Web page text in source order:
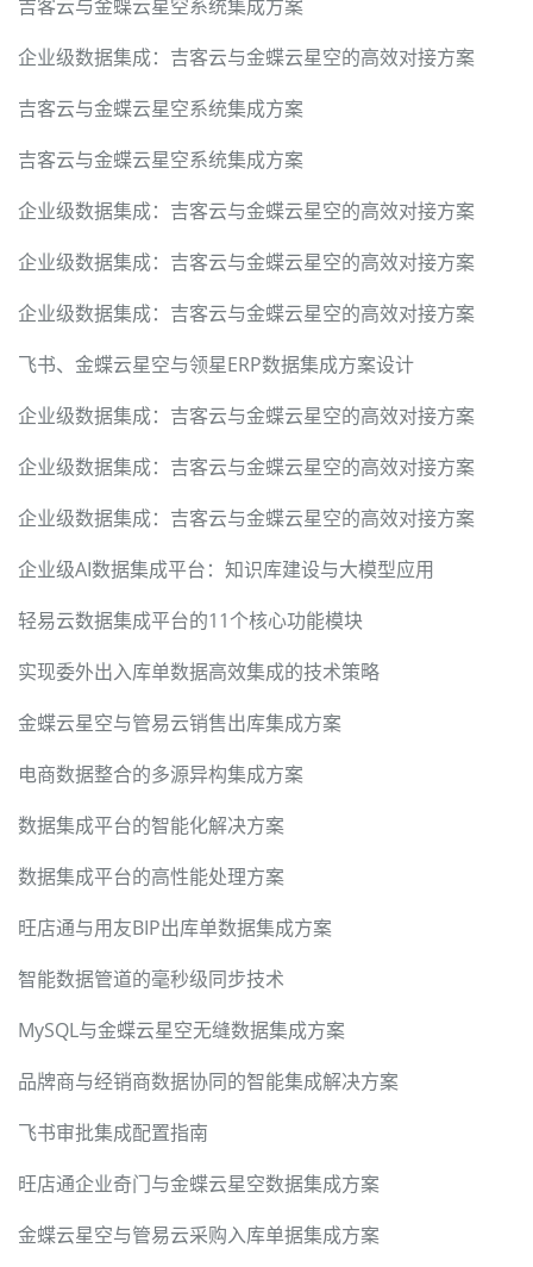
吉客云与金蝶云星空系统集成方案
企业级数据集成：吉客云与金蝶云星空的高效对接方案
吉客云与金蝶云星空系统集成方案
吉客云与金蝶云星空系统集成方案
企业级数据集成：吉客云与金蝶云星空的高效对接方案
企业级数据集成：吉客云与金蝶云星空的高效对接方案
企业级数据集成：吉客云与金蝶云星空的高效对接方案
飞书、金蝶云星空与领星ERP数据集成方案设计
企业级数据集成：吉客云与金蝶云星空的高效对接方案
企业级数据集成：吉客云与金蝶云星空的高效对接方案
企业级数据集成：吉客云与金蝶云星空的高效对接方案
企业级AI数据集成平台：知识库建设与大模型应用
轻易云数据集成平台的11个核心功能模块
实现委外出入库单数据高效集成的技术策略
金蝶云星空与管易云销售出库集成方案
电商数据整合的多源异构集成方案
数据集成平台的智能化解决方案
数据集成平台的高性能处理方案
旺店通与用友BIP出库单数据集成方案
智能数据管道的毫秒级同步技术
MySQL与金蝶云星空无缝数据集成方案
品牌商与经销商数据协同的智能集成解决方案
飞书审批集成配置指南
旺店通企业奇门与金蝶云星空数据集成方案
金蝶云星空与管易云采购入库单据集成方案